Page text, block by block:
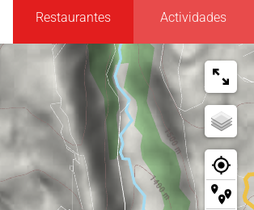
Restaurantes Actividades